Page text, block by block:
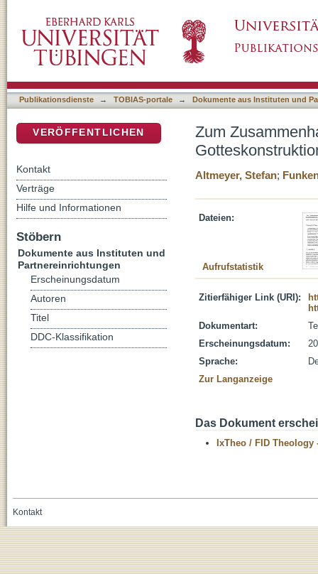
Publikationsdienste → TOBIAS-portale → Dokumente aus Instituten und
Zum
Altmeyer, Stefan;
Dateien:
Aufrufstatistik
Zitierfähiger Link (URI):
Dokumentart:
Erscheinungsdatum:
Sprache:
Zur Langanzeige
Das Dokument
IxTheo / FID Theology
VERÖFFENTLICHEN
Kontakt
Verträge
Hilfe und Informationen
Stöbern
Dokumente aus Instituten und
Partnereinrichtungen
Erscheinungsdatum
Autoren
Titel
DDC-Klassifikation
Kontakt